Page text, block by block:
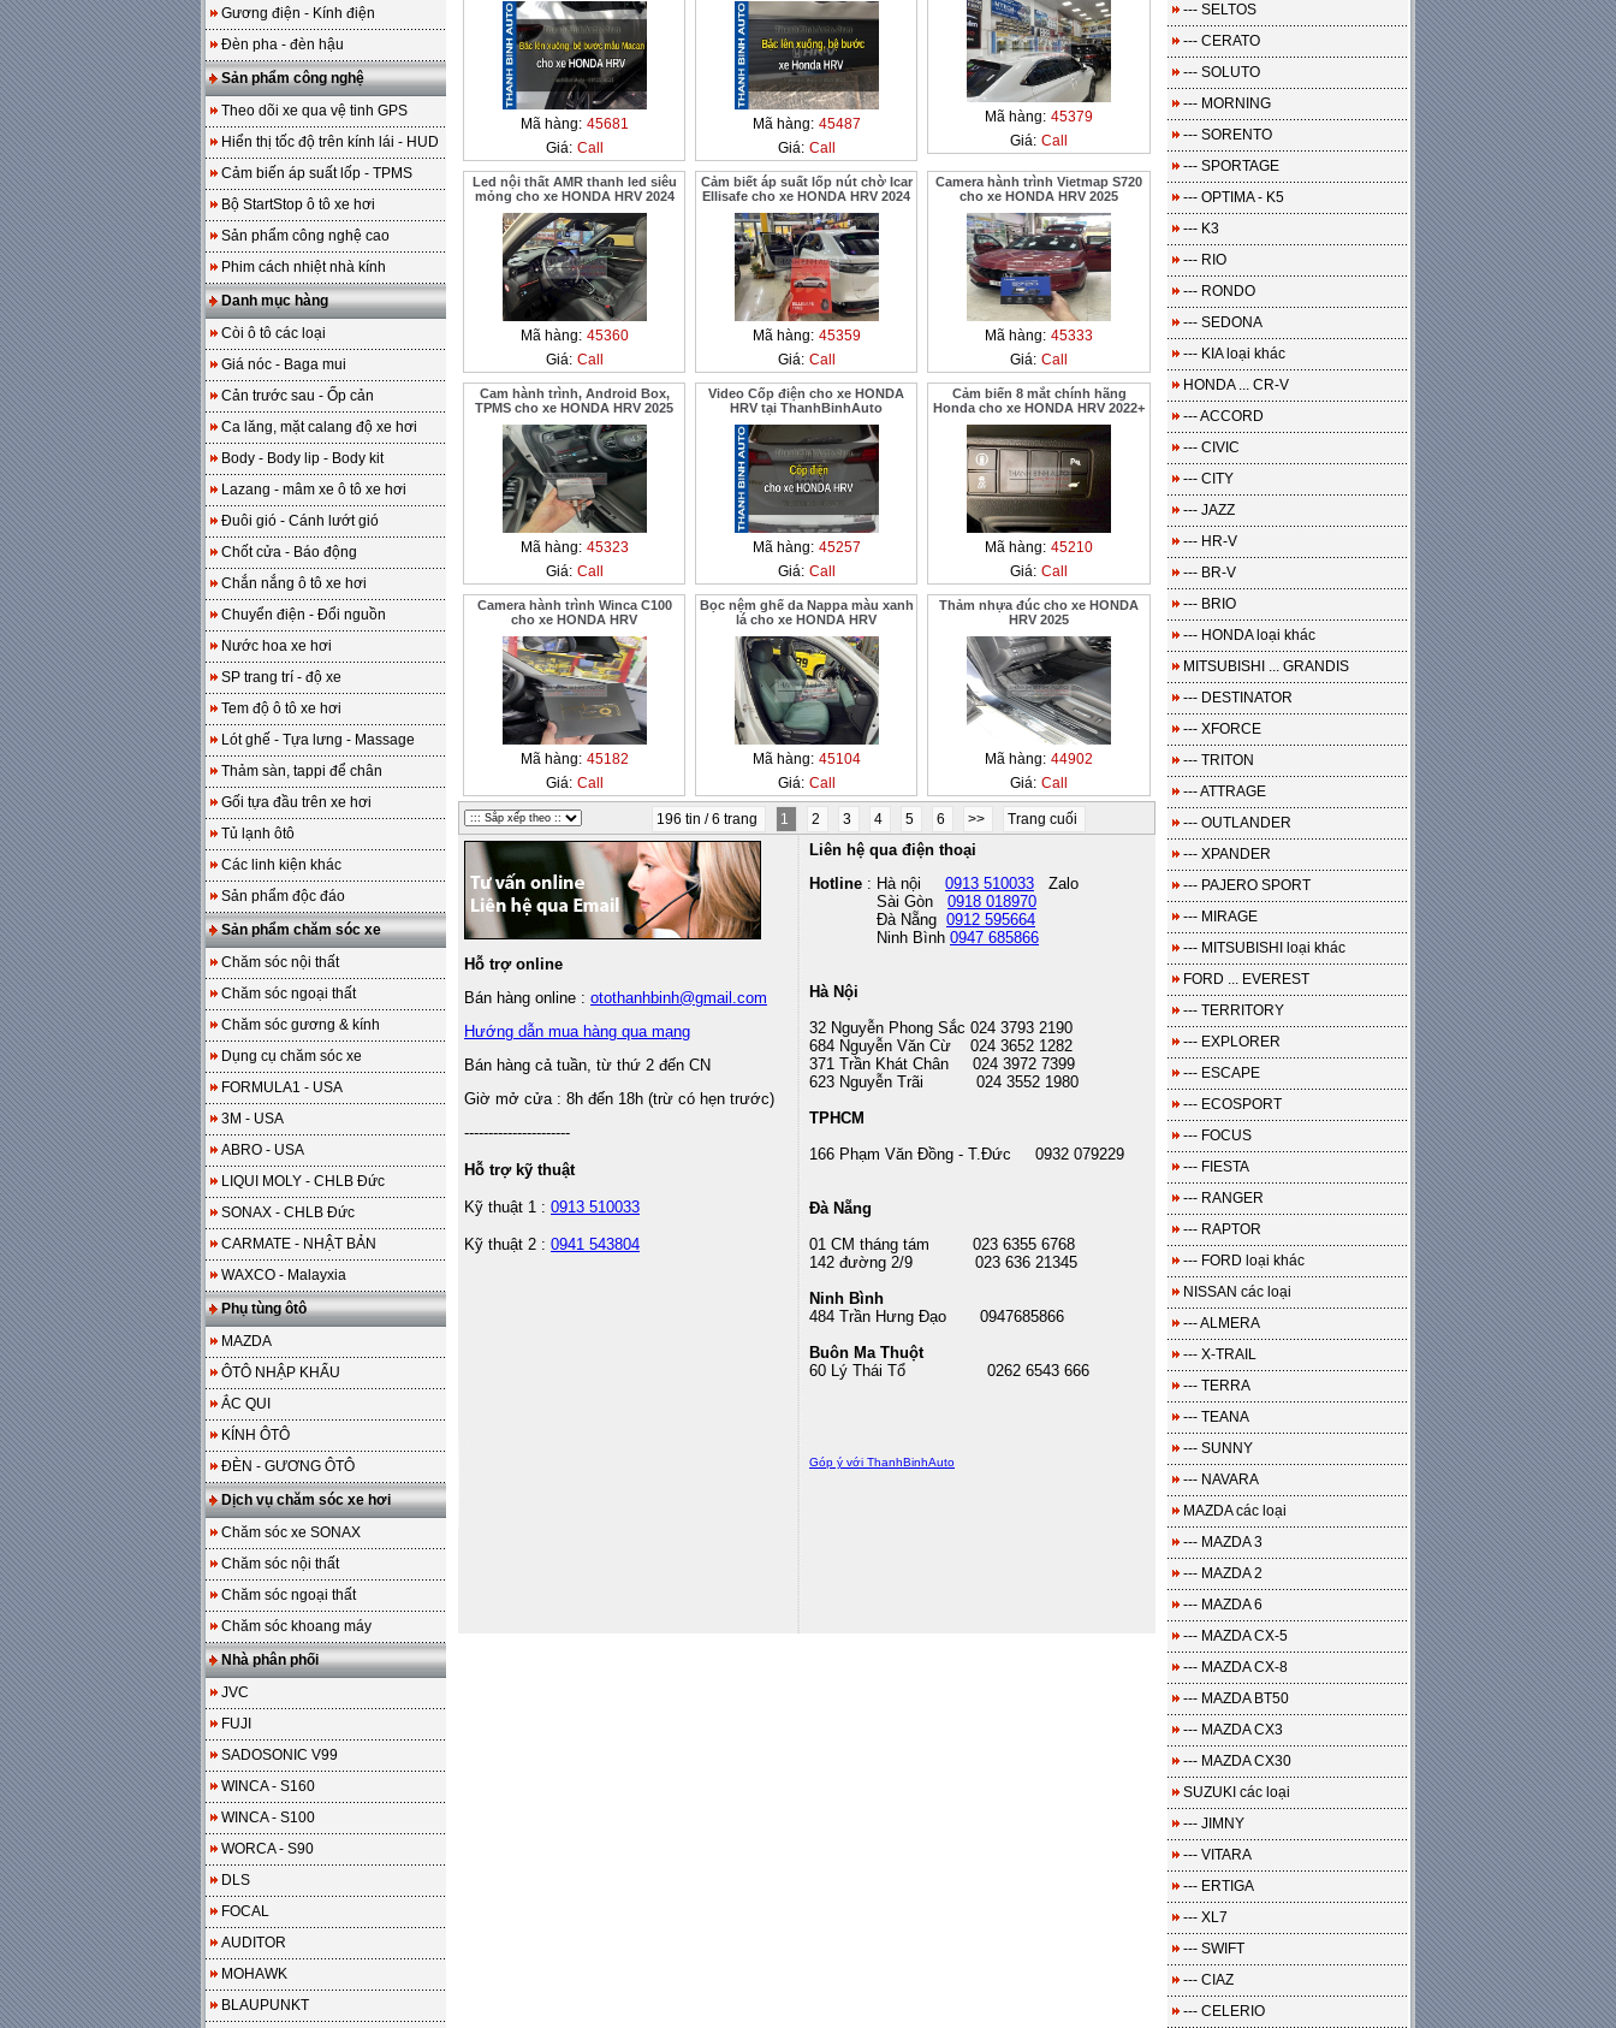
Gương điện - Kính điện
Đèn pha - đèn hậu
Sản phẩm công nghệ
Theo dõi xe qua vệ tinh GPS
Hiển thị tốc độ trên kính lái - HUD
Cảm biến áp suất lốp - TPMS
Bộ StartStop ô tô xe hơi
Sản phẩm công nghệ cao
Phim cách nhiệt nhà kính
Danh mục hàng
Còi ô tô các loại
Giá nóc - Baga mui
Cản trước sau - Ốp cản
Ca lăng, mặt calang độ xe hơi
Body - Body lip - Body kit
Lazang - mâm xe ô tô xe hơi
Đuôi gió - Cánh lướt gió
Chốt cửa - Báo động
Chắn nắng ô tô xe hơi
Chuyển điện - Đổi nguồn
Nước hoa xe hơi
SP trang trí - độ xe
Tem độ ô tô xe hơi
Lót ghế - Tựa lưng - Massage
Thảm sàn, tappi để chân
Gối tựa đầu trên xe hơi
Tủ lạnh ôtô
Các linh kiện khác
Sản phẩm độc đáo
Sản phẩm chăm sóc xe
Chăm sóc nội thất
Chăm sóc ngoại thất
Chăm sóc gương & kính
Dụng cụ chăm sóc xe
FORMULA1 - USA
3M - USA
ABRO - USA
LIQUI MOLY - CHLB Đức
SONAX - CHLB Đức
CARMATE - NHẬT BẢN
WAXCO - Malayxia
Phụ tùng ôtô
MAZDA
ÔTÔ NHẬP KHẨU
ẮC QUI
KÍNH ÔTÔ
ĐÈN - GƯƠNG ÔTÔ
Dịch vụ chăm sóc xe hơi
Chăm sóc xe SONAX
Chăm sóc nội thất
Chăm sóc ngoại thất
Chăm sóc khoang máy
Nhà phân phối
JVC
FUJI
SADOSONIC V99
WINCA - S160
WINCA - S100
WORCA - S90
DLS
FOCAL
AUDITOR
MOHAWK
BLAUPUNKT
Mã hàng: 45681
Giá: Call
Mã hàng: 45487
Giá: Call
Mã hàng: 45379
Giá: Call
Led nội thất AMR thanh led siêu
mỏng cho xe HONDA HRV 2024
Mã hàng: 45360
Giá: Call
Cảm biết áp suất lốp nút chờ Icar
Ellisafe cho xe HONDA HRV 2024
Mã hàng: 45359
Giá: Call
Camera hành trình Vietmap S720
cho xe HONDA HRV 2025
Mã hàng: 45333
Giá: Call
Cam hành trình, Android Box,
TPMS cho xe HONDA HRV 2025
Mã hàng: 45323
Giá: Call
Video Cốp điện cho xe HONDA
HRV tại ThanhBinhAuto
Mã hàng: 45257
Giá: Call
Cảm biến 8 mắt chính hãng
Honda cho xe HONDA HRV 2022+
Mã hàng: 45210
Giá: Call
Camera hành trình Winca C100
cho xe HONDA HRV
Mã hàng: 45182
Giá: Call
Bọc nệm ghế da Nappa màu xanh
lá cho xe HONDA HRV
Mã hàng: 45104
Giá: Call
Thảm nhựa đúc cho xe HONDA
HRV 2025
Mã hàng: 44902
Giá: Call
196 tin / 6 trang 1 2 3 4 5 6 >> Trang cuối
Hỗ trợ online
Bán hàng online : otothanhbinh@gmail.com
Hướng dẫn mua hàng qua mạng
Bán hàng cả tuần, từ thứ 2 đến CN
Giờ mở cửa : 8h đến 18h (trừ có hẹn trước)
----------------------
Hỗ trợ kỹ thuật
Kỹ thuật 1 : 0913 510033
Kỹ thuật 2 : 0941 543804
Liên hệ qua điện thoại
Hotline : Hà nội 0913 510033 Zalo
Sài Gòn 0918 018970
Đà Nẵng 0912 595664
Ninh Bình 0947 685866
Hà Nội
32 Nguyễn Phong Sắc 024 3793 2190
684 Nguyễn Văn Cừ 024 3652 1282
371 Trần Khát Chân 024 3972 7399
623 Nguyễn Trãi 024 3552 1980
TPHCM
166 Phạm Văn Đồng - T.Đức 0932 079229
Đà Nẵng
01 CM tháng tám 023 6355 6768
142 đường 2/9 023 636 21345
Ninh Bình
484 Trần Hưng Đạo 0947685866
Buôn Ma Thuột
60 Lý Thái Tổ 0262 6543 666
Góp ý với ThanhBinhAuto
--- SELTOS
--- CERATO
--- SOLUTO
--- MORNING
--- SORENTO
--- SPORTAGE
--- OPTIMA - K5
--- K3
--- RIO
--- RONDO
--- SEDONA
--- KIA loại khác
HONDA ... CR-V
--- ACCORD
--- CIVIC
--- CITY
--- JAZZ
--- HR-V
--- BR-V
--- BRIO
--- HONDA loại khác
MITSUBISHI ... GRANDIS
--- DESTINATOR
--- XFORCE
--- TRITON
--- ATTRAGE
--- OUTLANDER
--- XPANDER
--- PAJERO SPORT
--- MIRAGE
--- MITSUBISHI loại khác
FORD ... EVEREST
--- TERRITORY
--- EXPLORER
--- ESCAPE
--- ECOSPORT
--- FOCUS
--- FIESTA
--- RANGER
--- RAPTOR
--- FORD loại khác
NISSAN các loại
--- ALMERA
--- X-TRAIL
--- TERRA
--- TEANA
--- SUNNY
--- NAVARA
MAZDA các loại
--- MAZDA 3
--- MAZDA 2
--- MAZDA 6
--- MAZDA CX-5
--- MAZDA CX-8
--- MAZDA BT50
--- MAZDA CX3
--- MAZDA CX30
SUZUKI các loại
--- JIMNY
--- VITARA
--- ERTIGA
--- XL7
--- SWIFT
--- CIAZ
--- CELERIO